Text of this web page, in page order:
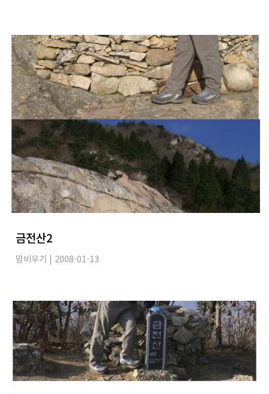
금전산2
맘비우기 | 2008-01-13